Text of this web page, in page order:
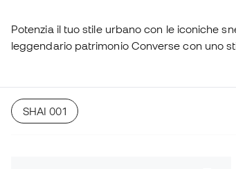
Potenzia il tuo stile urbano con le iconiche
leggendario patrimonio Converse con uno
SHAI 001